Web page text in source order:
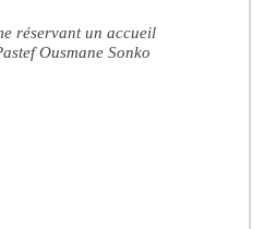
réservant un accueil
Ousmane Sonko